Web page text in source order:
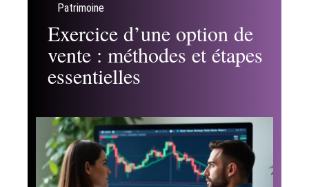
Patrimoine
Exercice d’une option de
vente : méthodes et étapes
essentielles